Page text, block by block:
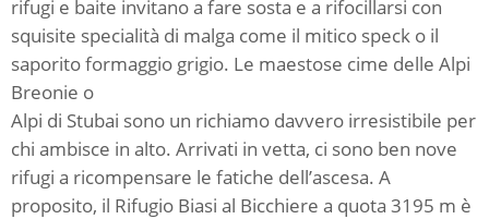
rifugi e baite invitano a fare sosta e a rifocillarsi con
squisite specialità di malga come il mitico speck o il
saporito formaggio grigio. Le maestose cime delle Alpi
Breonie o
Alpi di Stubai sono un richiamo davvero irresistibile per
chi ambisce in alto. Arrivati in vetta, ci sono ben nove
rifugi a ricompensare le fatiche dell’ascesa. A
proposito, il Rifugio Biasi al Bicchiere a quota 3195 m è